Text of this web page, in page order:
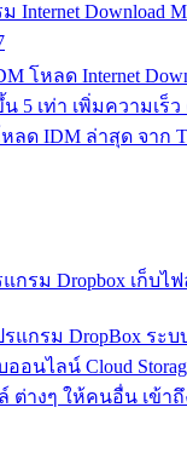
Internet Download
โหลด Internet
5 เท่า เพิ่มความเร็
ลด IDM ล่าสุด จาก
แกรม Dropbox เก็บไ
แกรม DropBox ระ
ออนไลน์ Cloud
ต่างๆ ให้คนอื่น เข้า